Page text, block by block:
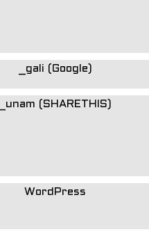
_gali (Google)
_unam (SHARETHIS)
WordPress